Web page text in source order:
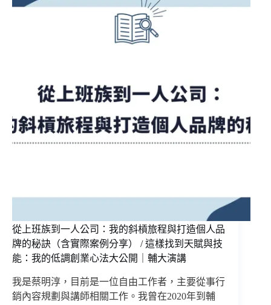
從上班族到一人公司：我的斜槓旅程與打造個人品
牌的秘訣（含實際案例分享） / 這樣找到天賦與技
能：我的低調創業心法大公開｜輔大演講
我是蔡明淳，目前是一位自由工作者，主要從事行
銷內容規劃與講師相關工作。我曾在2020年到輔